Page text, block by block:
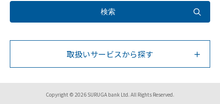
取扱いサービスから探す
Copyright © 2026 SURUGA bank Ltd. All Rights Reserved.